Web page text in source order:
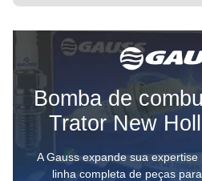
Bomba de
Trator New
A Gauss expande sua
linha completa de peças